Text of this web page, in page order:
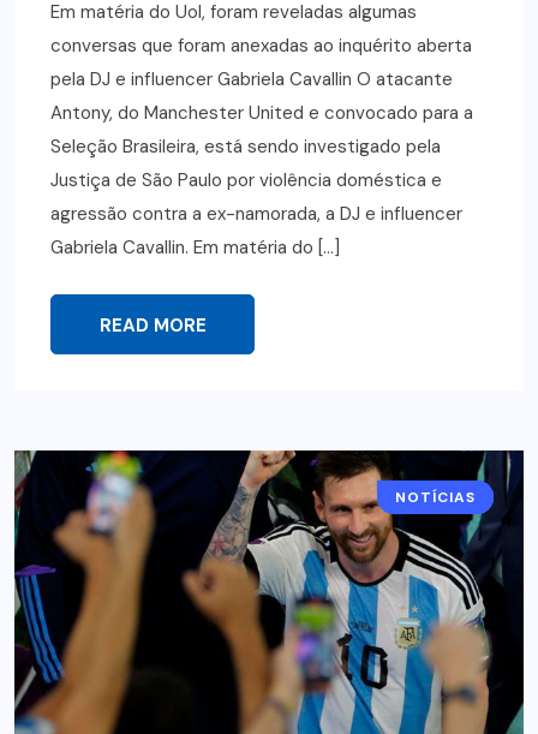
Em matéria do Uol, foram reveladas algumas
conversas que foram anexadas ao inquérito aberta
pela DJ e influencer Gabriela Cavallin O atacante
Antony, do Manchester United e convocado para a
Seleção Brasileira, está sendo investigado pela
Justiça de São Paulo por violência doméstica e
agressão contra a ex-namorada, a DJ e influencer
Gabriela Cavallin. Em matéria do […]
READ MORE
ESPORTE
FUTEBOL
NOTÍCIAS